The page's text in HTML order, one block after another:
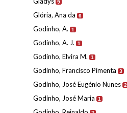
9
Glória, Ana da 6
Godinho, A. 1
Godinho, A. J. 1
Godinho, Elvira M. 1
Godinho, Francisco Pimenta 3
Godinho, José Eugénio Nunes 2
Godinho, José Maria 1